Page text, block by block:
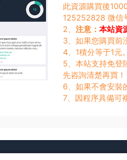
此資源購買後
125252828 微信
2、 注意： 本站資
3、如果您購買前
4、1積分等于1元
5、本站支持免登
先咨詢清楚再買！
6、如果不會安裝
7、因程序具備可